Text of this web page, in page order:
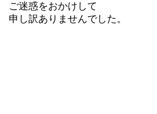
ご迷惑をおかけして
申し訳ありませんでした。